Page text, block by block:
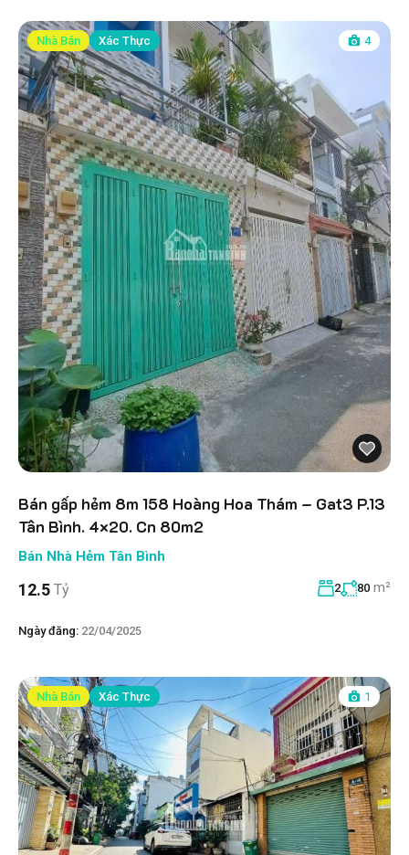
Nhà Bán Xác Thực 4
Bán gấp hẻm 8m 158 Hoàng Hoa Thám – Gat3 P.13
Tân Bình. 4×20. Cn 80m2
Bán Nhà Hẻm Tân Bình
12.5 Tỷ 2 80 m²
Ngày đăng: 22/04/2025
Nhà Bán Xác Thực 1